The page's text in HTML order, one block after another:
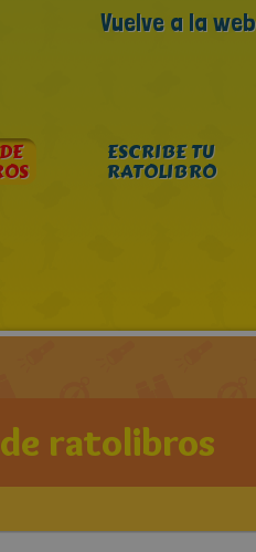
Vuelve a la web
ESCRIBE TU
RATOLIBRO
ratolibros